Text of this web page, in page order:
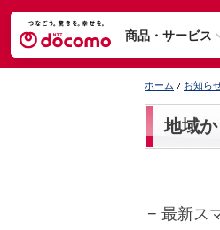
商品・サービス
ホーム お知ら
地域か
− 最新ス